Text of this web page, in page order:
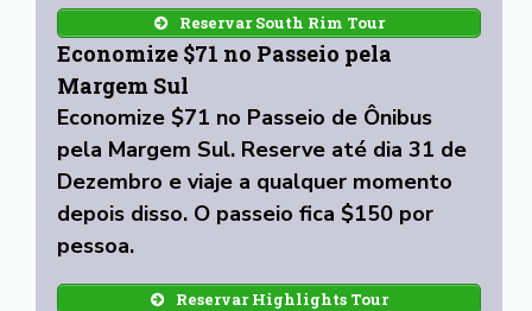
Reservar South Rim Tour
Economize $71 no Passeio pela
Margem Sul
Economize $71 no Passeio de Ônibus
pela Margem Sul. Reserve até dia 31 de
Dezembro e viaje a qualquer momento
depois disso. O passeio fica $150 por
pessoa.
Reservar Highlights Tour